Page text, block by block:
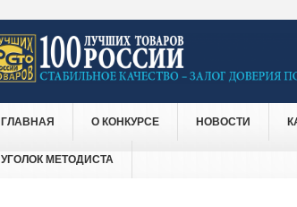
ГЛАВНАЯ О КОНКУРСЕ НОВОСТИ
УГОЛОК МЕТОДИСТА